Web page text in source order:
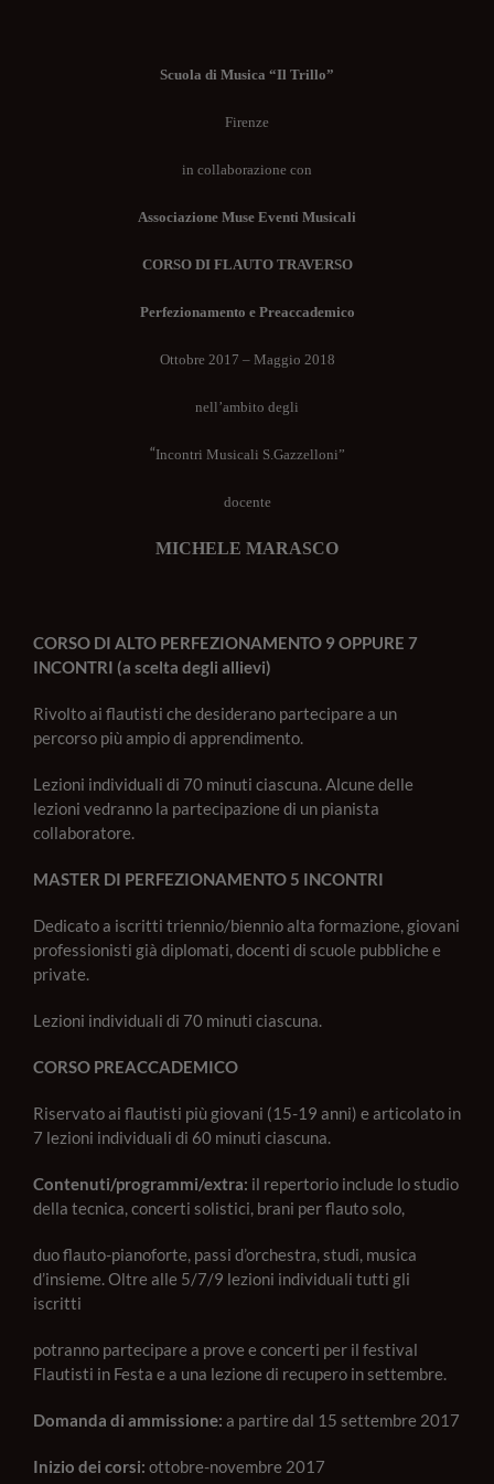
Scuola di Musica “Il Trillo”
Firenze
in collaborazione con
Associazione Muse Eventi Musicali
CORSO DI FLAUTO TRAVERSO
Perfezionamento e Preaccademico
Ottobre 2017 – Maggio 2018
nell’ambito degli
“Incontri Musicali S.Gazzelloni”
docente
MICHELE MARASCO
CORSO DI ALTO PERFEZIONAMENTO 9 OPPURE 7
INCONTRI (a scelta degli allievi)
Rivolto ai flautisti che desiderano partecipare a un
percorso più ampio di apprendimento.
Lezioni individuali di 70 minuti ciascuna. Alcune delle
lezioni vedranno la partecipazione di un pianista
collaboratore.
MASTER DI PERFEZIONAMENTO 5 INCONTRI
Dedicato a iscritti triennio/biennio alta formazione, giovani
professionisti già diplomati, docenti di scuole pubbliche e
private.
Lezioni individuali di 70 minuti ciascuna.
CORSO PREACCADEMICO
Riservato ai flautisti più giovani (15-19 anni) e articolato in
7 lezioni individuali di 60 minuti ciascuna.
Contenuti/programmi/extra: il repertorio include lo studio
della tecnica, concerti solistici, brani per flauto solo,
duo flauto-pianoforte, passi d’orchestra, studi, musica
d’insieme. Oltre alle 5/7/9 lezioni individuali tutti gli
iscritti
potranno partecipare a prove e concerti per il festival
Flautisti in Festa e a una lezione di recupero in settembre.
Domanda di ammissione: a partire dal 15 settembre 2017
Inizio dei corsi: ottobre-novembre 2017